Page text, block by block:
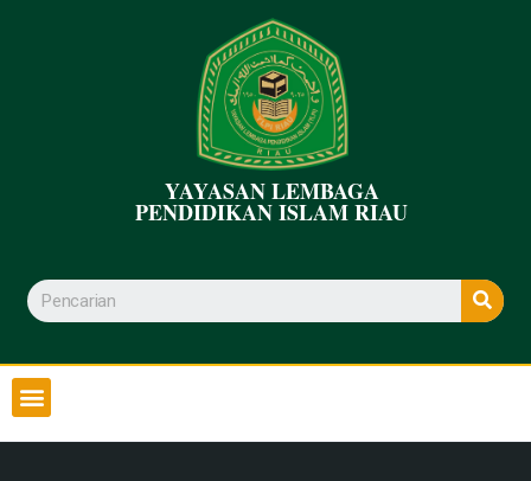
YAYASAN LEMBAGA
PENDIDIKAN ISLAM RIAU